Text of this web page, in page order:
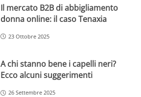
Il mercato B2B di abbigliamento
donna online: il caso Tenaxia
23 Ottobre 2025
A chi stanno bene i capelli neri?
Ecco alcuni suggerimenti
26 Settembre 2025